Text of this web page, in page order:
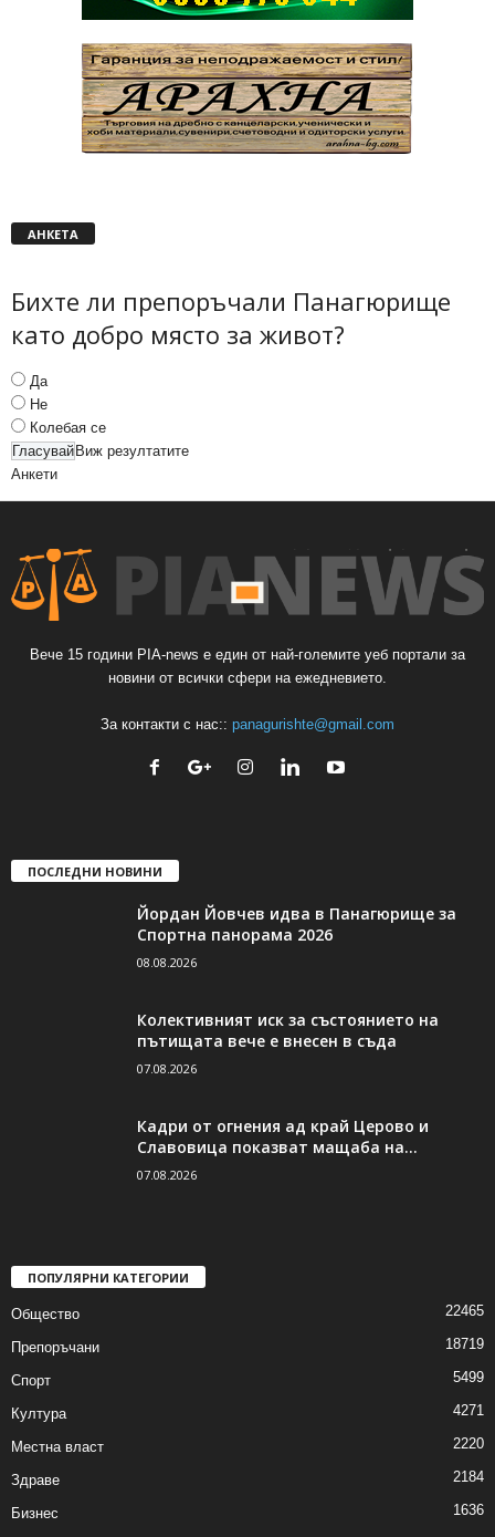
АНКЕТА
Бихте ли препоръчали Панагюрище
като добро място за живот?
Да
Не
Колебая се
Виж резултатите
Анкети
Вече 15 години PIA-news е един от най-големите уеб портали за
новини от всички сфери на ежедневието.
За контакти с нас:: panagurishte@gmail.com
ПОСЛЕДНИ НОВИНИ
Йордан Йовчев идва в Панагюрище за
Спортна панорама 2026
08.08.2026
Колективният иск за състоянието на
пътищата вече е внесен в съда
07.08.2026
Кадри от огнения ад край Церово и
Славовица показват мащаба на...
07.08.2026
ПОПУЛЯРНИ КАТЕГОРИИ
Общество 22465
Препоръчани 18719
Спорт 5499
Култура 4271
Местна власт 2220
Здраве 2184
Бизнес 1636